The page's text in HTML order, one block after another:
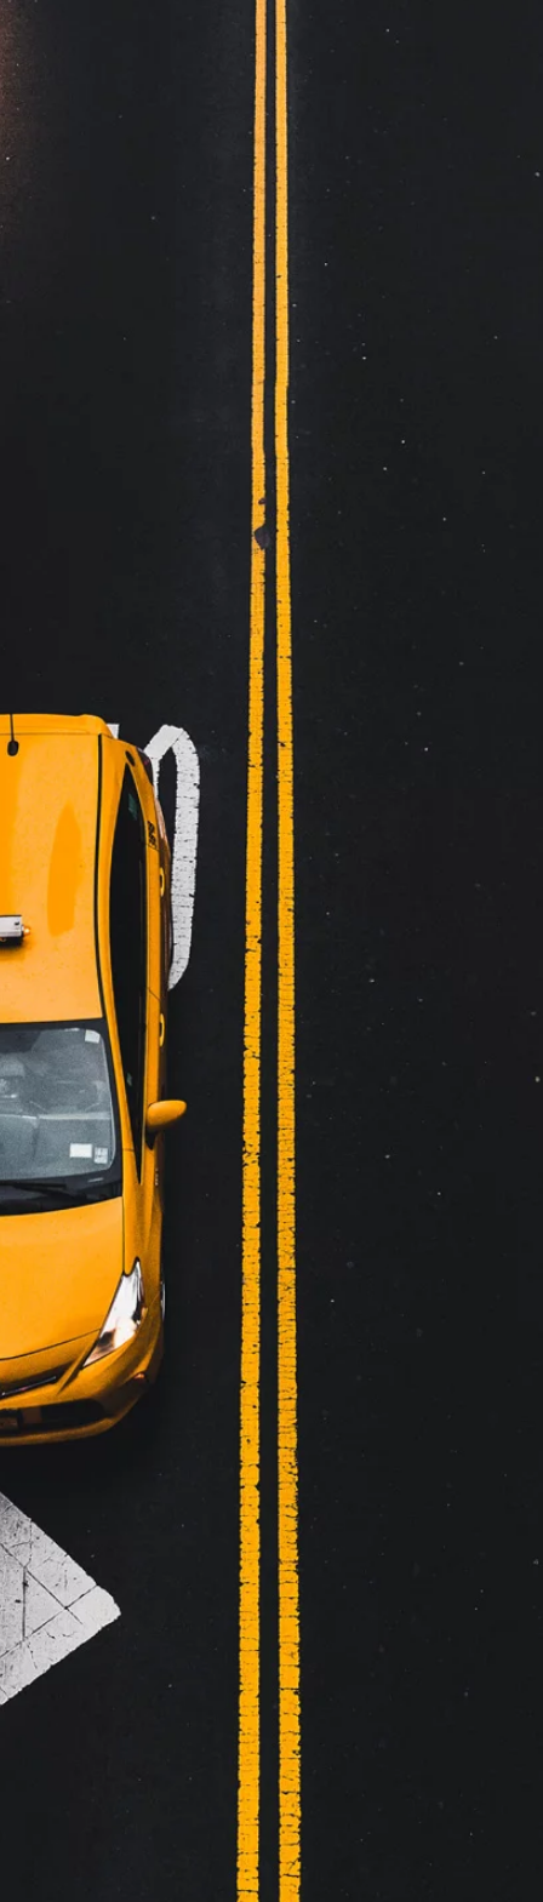
Netter, helger og helligdager +10€
En vei
Bestill nå
Fast pris
Opptil 4 passasjerer
Netter, helger og helligdager +10€
En vei
Bestill nå
Fast pris
Opptil 4 passasjerer
5/6 passasjerer legger til plusspris
Netter, helger og helligdager +10€
En vei
Bestill nå